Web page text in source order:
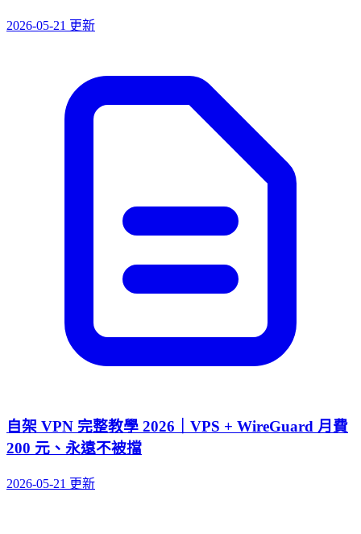
2026-05-21 更新
自架 VPN 完整教學 2026｜VPS + WireGuard 月費
200 元、永遠不被擋
2026-05-21 更新